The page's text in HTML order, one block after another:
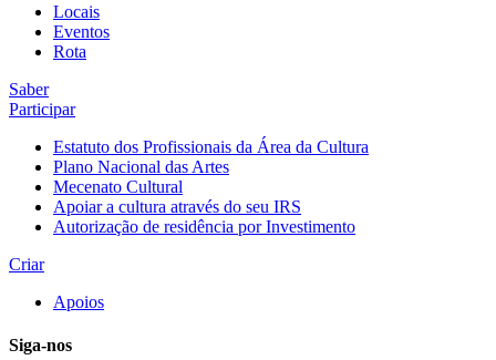
Locais
Eventos
Rota
Saber
Participar
Estatuto dos Profissionais da Área da Cultura
Plano Nacional das Artes
Mecenato Cultural
Apoiar a cultura através do seu IRS
Autorização de residência por Investimento
Criar
Apoios
Siga-nos